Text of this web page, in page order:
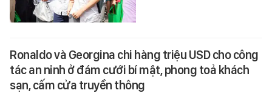
Ronaldo và Georgina chi hàng triệu USD cho công
tác an ninh ở đám cưới bí mật, phong toả khách
sạn, cấm cửa truyền thông